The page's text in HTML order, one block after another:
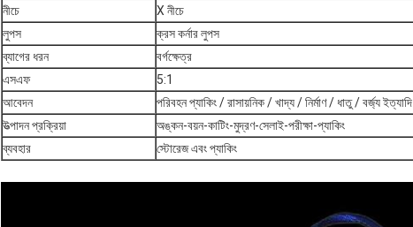
নীচে
X নীচে
লুপস
ক্রস কর্নার লুপস
ব্যাগের ধরন
বর্গক্ষেত্র
এসএফ
5:1
আবেদন
পরিবহন প্যাকিং / রাসায়নিক / খাদ্য / নির্মাণ / ধাতু / বর্জ্য ইত্যাদি
উত্পাদন প্রক্রিয়া
অঙ্কন-বয়ন-কাটিং-মুদ্রণ-সেলাই-পরীক্ষা-প্যাকিং
ব্যবহার
স্টোরেজ এবং প্যাকিং